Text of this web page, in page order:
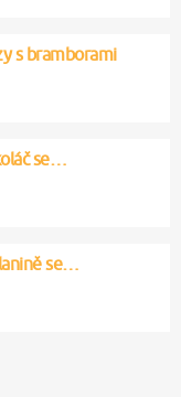
se…
se…
s bramborami